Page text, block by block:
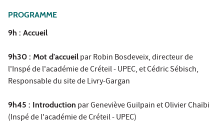
PROGRAMME
9h : Accueil
9h30 : Mot d'accueil par Robin Bosdeveix, directeur de
l'Inspé de l'académie de Créteil - UPEC, et Cédric Sébisch,
Responsable du site de Livry-Gargan
9h45 : Introduction par Geneviève Guilpain et Olivier Chaïbi
(Inspé de l'académie de Créteil - UPEC)